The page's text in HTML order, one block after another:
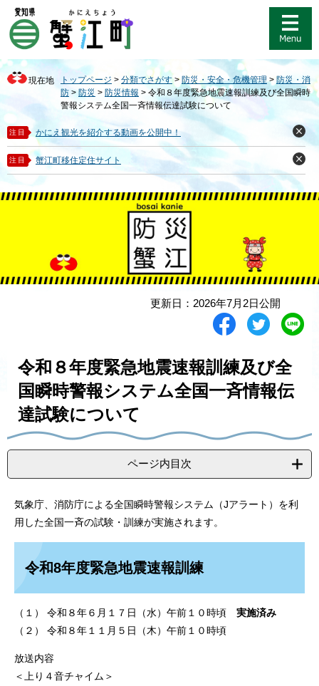
ジ
先
頭
で
。
ュ
を
飛
ば
て
本
文
へ
現在地 トップページ > 分類でさがす >防災・安全・危機管理 > 防災・消
防 >防災 > 防災情報 > 令和８年度緊急地震速報訓練及び全国瞬時
警報システム全国一斉情報伝達試験について
注目 かにえ観光を紹介する動画を公開中！
閉
じ
る
注目 蟹江町移住定住サイト
閉
じ
る
更新日：2026年7月2日公開
シ
す
る
ツ
ト
す
る
L
令和８年度緊急地震速報訓練及び全
国瞬時警報システム全国一斉情報伝
達試験について
ページ内目次
気象庁、消防庁による全国瞬時警報システム（Jアラート）を利
用した全国一斉の試験・訓練が実施されます。
令和8年度緊急地震速報訓練
（１） 令和８年６月１７日（水）午前１０時頃 実施済み
（２） 令和８年１１月５日（木）午前１０時頃
放送内容
＜上り４音チャイム＞